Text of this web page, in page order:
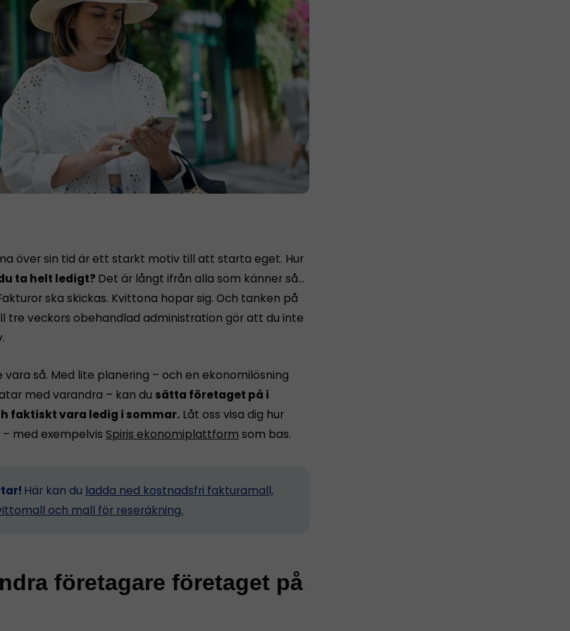
över sin tid är ett starkt motiv till att starta eget. Hur
ta helt ledigt? Det är långt ifrån alla som känner så…
ska skickas. Kvittona hopar sig. Och tanken på
tre veckors obehandlad administration gör att du inte
så. Med lite planering – och en ekonomilösning
med varandra – kan du sätta företaget på i
faktiskt vara ledig i sommar. Låt oss visa dig hur
med exempelvis Spiris ekonomiplattform som bas.
Här kan du ladda ned kostnadsfri fakturamall,
och mall för reseräkning.
företagare företaget på